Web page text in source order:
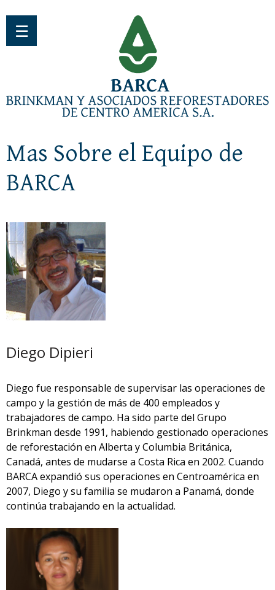
☰
Mas Sobre el Equipo de
BARCA
Diego Dipieri
Diego fue responsable de supervisar las operaciones de
campo y la gestión de más de 400 empleados y
trabajadores de campo. Ha sido parte del Grupo
Brinkman desde 1991, habiendo gestionado operaciones
de reforestación en Alberta y Columbia Británica,
Canadá, antes de mudarse a Costa Rica en 2002. Cuando
BARCA expandió sus operaciones en Centroamérica en
2007, Diego y su familia se mudaron a Panamá, donde
continúa trabajando en la actualidad.